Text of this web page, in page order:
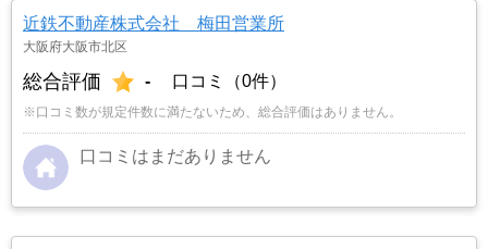
場がないことで地元の不動産屋では取り扱っても
らえませんでした。そこでそれまでに取引があ
した。 …もっと見る
近鉄不動産株式会社 梅田営業所
大阪府大阪市北区
総合評価 - 口コミ（0件）
※口コミ数が規定件数に満たないため、総合評価はありません。
口コミはまだありません